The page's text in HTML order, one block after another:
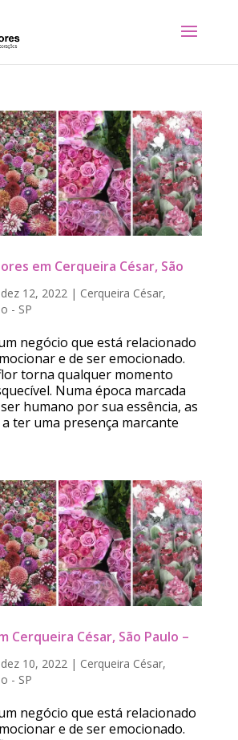
em Cerqueira César, São
dez 12, 2022| Cerqueira César,
- SP
negócio que está relacionado
e de ser emocionado.
torna qualquer momento
Numa época marcada
humano por sua essência, as
ter uma presença marcante
Cerqueira César, São Paulo –
dez 10, 2022 | Cerqueira César,
- SP
negócio que está relacionado
e de ser emocionado.